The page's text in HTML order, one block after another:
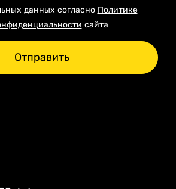
данных согласно Политике
сайта
Отправить